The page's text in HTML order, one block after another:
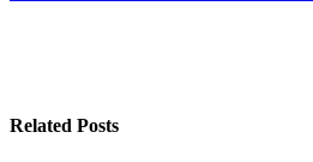
Related Posts